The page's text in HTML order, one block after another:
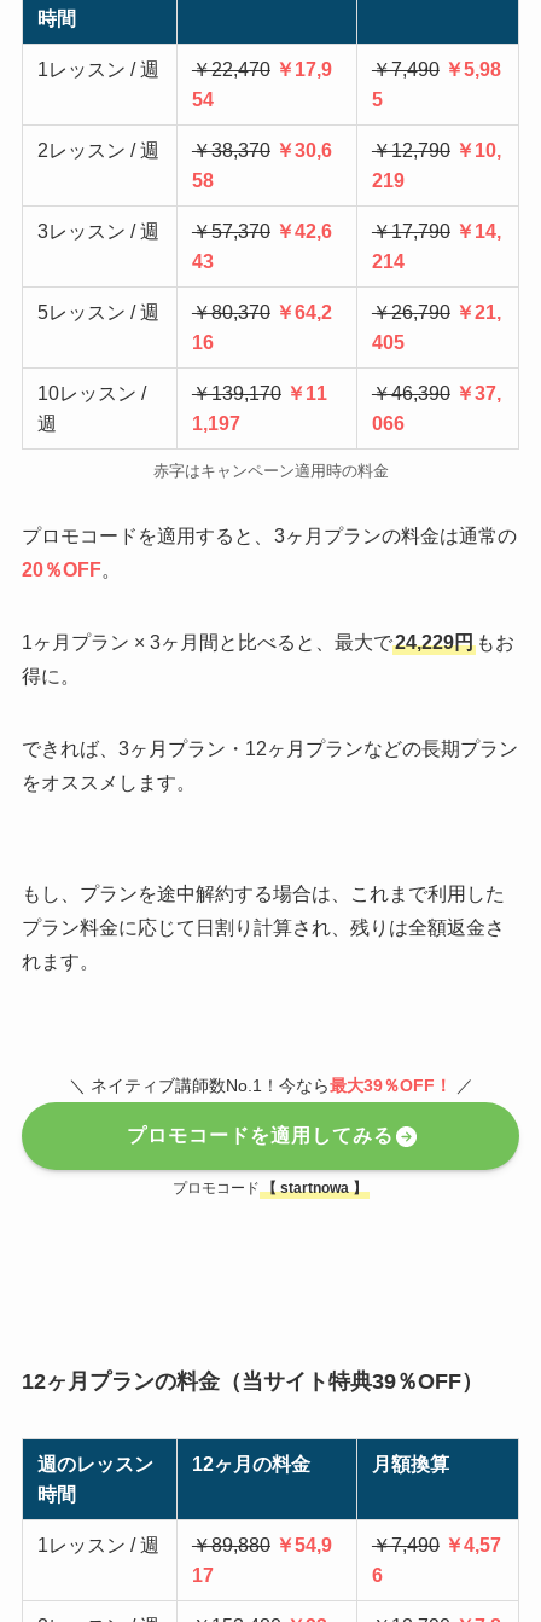
時間
1レッスン / 週 ￥22,470 ￥17,9
54
￥7,490 ￥5,98
5
2レッスン / 週 ￥38,370 ￥30,6
58
￥12,790 ￥10,
219
3レッスン / 週 ￥57,370 ￥42,6
43
￥17,790 ￥14,
214
5レッスン / 週 ￥80,370 ￥64,2
16
￥26,790 ￥21,
405
10レッスン /
週
￥139,170 ￥11
1,197
￥46,390 ￥37,
066
赤字はキャンペーン適用時の料金
プロモコードを適用すると、 3ヶ月プランの料金は通常の
20％OFF。
1ヶ月プラン × 3ヶ月間と比べると、最大で24,229円もお
得に。
できれば、3ヶ月プラン・12ヶ月プランなどの長期プラン
をオススメします。
もし、プランを途中解約する場合は、これまで利用した
プラン料金に応じて日割り計算され、残りは全額返金さ
れます。
＼ ネイティブ講師数No.1！今なら最大39％OFF！ ／
プロモコードを適用してみる
プロモコード【startnowa】
12ヶ月プランの料金（当サイト特典39％OFF）
週のレッスン
時間
12ヶ月の料金 月額換算
1レッスン / 週 ￥89,880 ￥54,9
17
￥7,490 ￥4,57
6